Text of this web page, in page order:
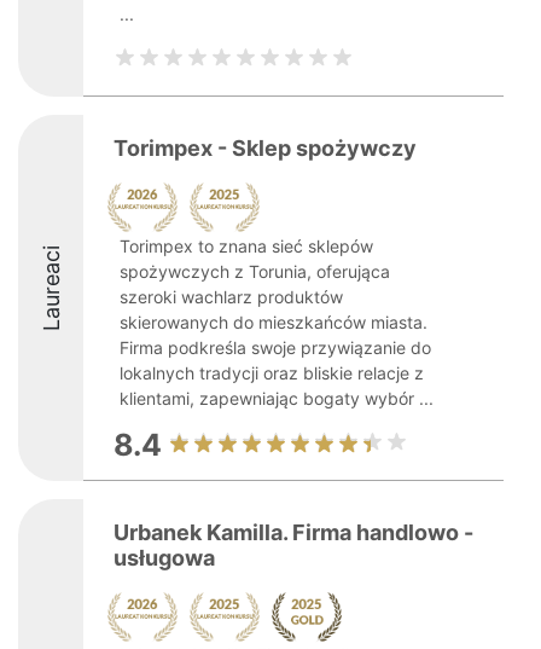
...
Laureaci
Torimpex - Sklep spożywczy
Torimpex to znana sieć sklepów
spożywczych z Torunia, oferująca
szeroki wachlarz produktów
skierowanych do mieszkańców miasta.
Firma podkreśla swoje przywiązanie do
lokalnych tradycji oraz bliskie relacje z
klientami, zapewniając bogaty wybór ...
8.4
Urbanek Kamilla. Firma handlowo -
usługowa